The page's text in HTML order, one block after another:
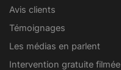
Avis clients
Témoignages
Les médias en parlent
Intervention gratuite filmée